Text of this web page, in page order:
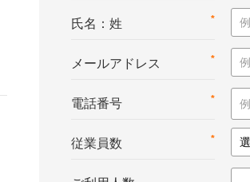
*
氏名：姓
*
メールアドレス
*
電話番号
*
従業員数